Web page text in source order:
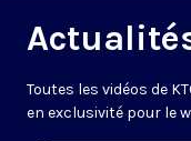
Toutes les vidéos de
en exclusivité pour le